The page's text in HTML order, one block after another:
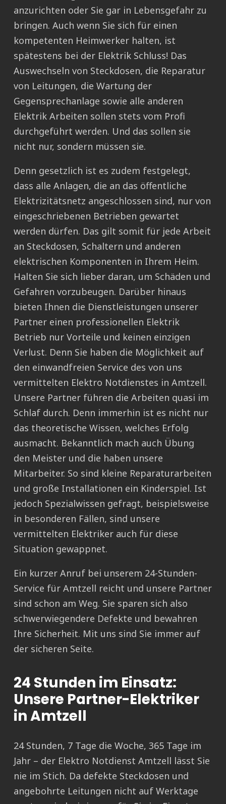
anzurichten oder Sie gar in Lebensgefahr zu
bringen. Auch wenn Sie sich für einen
kompetenten Heimwerker halten, ist
spätestens bei der Elektrik Schluss! Das
Auswechseln von Steckdosen, die Reparatur
von Leitungen, die Wartung der
Gegensprechanlage sowie alle anderen
Elektrik Arbeiten sollen stets vom Profi
durchgeführt werden. Und das sollen sie
nicht nur, sondern müssen sie.
Denn gesetzlich ist es zudem festgelegt,
dass alle Anlagen, die an das öffentliche
Elektrizitätsnetz angeschlossen sind, nur von
eingeschriebenen Betrieben gewartet
werden dürfen. Das gilt somit für jede Arbeit
an Steckdosen, Schaltern und anderen
elektrischen Komponenten in Ihrem Heim.
Halten Sie sich lieber daran, um Schäden und
Gefahren vorzubeugen. Darüber hinaus
bieten Ihnen die Dienstleistungen unserer
Partner einen professionellen Elektrik
Betrieb nur Vorteile und keinen einzigen
Verlust. Denn Sie haben die Möglichkeit auf
den einwandfreien Service des von uns
vermittelten Elektro Notdienstes in Amtzell.
Unsere Partner führen die Arbeiten quasi im
Schlaf durch. Denn immerhin ist es nicht nur
das theoretische Wissen, welches Erfolg
ausmacht. Bekanntlich mach auch Übung
den Meister und die haben unsere
Mitarbeiter. So sind kleine Reparaturarbeiten
und große Installationen ein Kinderspiel. Ist
jedoch Spezialwissen gefragt, beispielsweise
in besonderen Fällen, sind unsere
vermittelten Elektriker auch für diese
Situation gewappnet.
Ein kurzer Anruf bei unserem 24-Stunden-
Service für Amtzell reicht und unsere Partner
sind schon am Weg. Sie sparen sich also
schwerwiegendere Defekte und bewahren
Ihre Sicherheit. Mit uns sind Sie immer auf
der sicheren Seite.
24 Stunden im Einsatz:
Unsere Partner-Elektriker
in Amtzell
24 Stunden, 7 Tage die Woche, 365 Tage im
Jahr – der Elektro Notdienst Amtzell lässt Sie
nie im Stich. Da defekte Steckdosen und
angebohrte Leitungen nicht auf Werktage